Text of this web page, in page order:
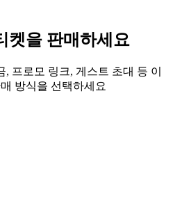
켓을 판매하세요
프로모 링크, 게스트 초대 등 이
방식을 선택하세요